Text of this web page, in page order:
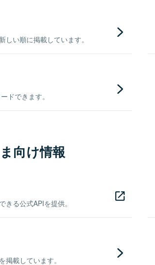
い順に掲載しています。
ドできます。
向け情報
る公式APIを提供。
載しています。